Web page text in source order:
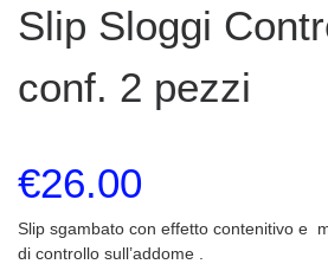
Slip Sloggi
conf. 2 pezzi
€26.00
Slip sgambato con effetto contenitivo e
di controllo sull’addome .